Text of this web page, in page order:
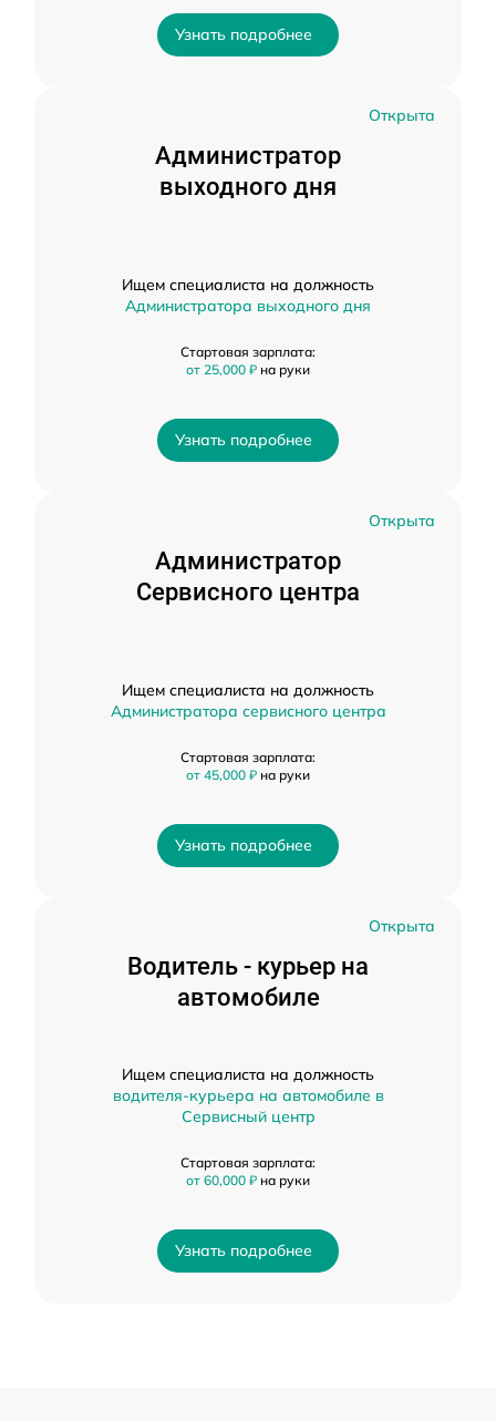
Узнать подробнее
Открыта
Администратор
выходного дня
Ищем специалиста на должность
Администратора выходного дня
Стартовая зарплата:
от 25,000 ₽ на руки
Узнать подробнее
Открыта
Администратор
Сервисного центра
Ищем специалиста на должность
Администратора сервисного центра
Стартовая зарплата:
от 45,000 ₽ на руки
Узнать подробнее
Открыта
Водитель - курьер на
автомобиле
Ищем специалиста на должность
водителя-курьера на автомобиле в
Сервисный центр
Стартовая зарплата:
от 60,000 ₽ на руки
Узнать подробнее